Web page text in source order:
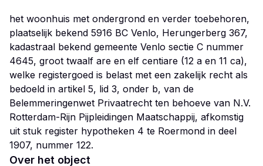
het woonhuis met ondergrond en verder toebehoren,
plaatselijk bekend 5916 BC Venlo, Herungerberg 367,
kadastraal bekend gemeente Venlo sectie C nummer
4645, groot twaalf are en elf centiare (12 a en 11 ca),
welke registergoed is belast met een zakelijk recht als
bedoeld in artikel 5, lid 3, onder b, van de
Belemmeringenwet Privaatrecht ten behoeve van N.V.
Rotterdam-Rijn Pijpleidingen Maatschappij, afkomstig
uit stuk register hypotheken 4 te Roermond in deel
1907, nummer 122.
Over het object